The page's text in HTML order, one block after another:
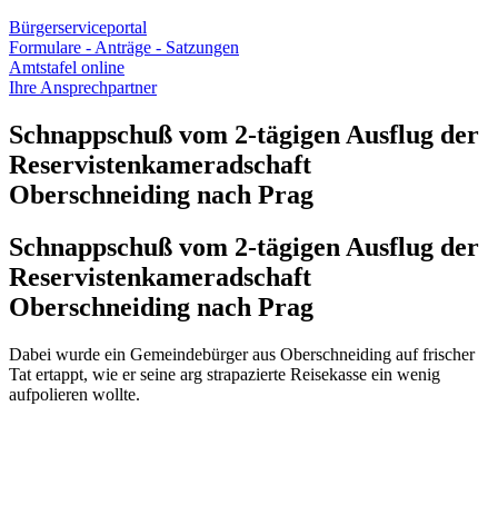
Bürgerserviceportal
Formulare - Anträge - Satzungen
Amtstafel online
Ihre Ansprechpartner
Schnappschuß vom 2-tägigen Ausflug der
Reservistenkameradschaft
Oberschneiding nach Prag
Schnappschuß vom 2-tägigen Ausflug der
Reservistenkameradschaft
Oberschneiding nach Prag
Dabei wurde ein Gemeindebürger aus Oberschneiding auf frischer
Tat ertappt, wie er seine arg strapazierte Reisekasse ein wenig
aufpolieren wollte.